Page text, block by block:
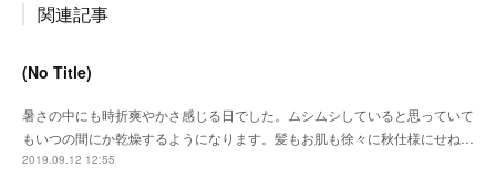
関連記事
(No Title)
暑さの中にも時折爽やかさ感じる日でした。ムシムシしていると思っていて
もいつの間にか乾燥するようになります。髪もお肌も徐々に秋仕様にせね…
2019.09.12 12:55